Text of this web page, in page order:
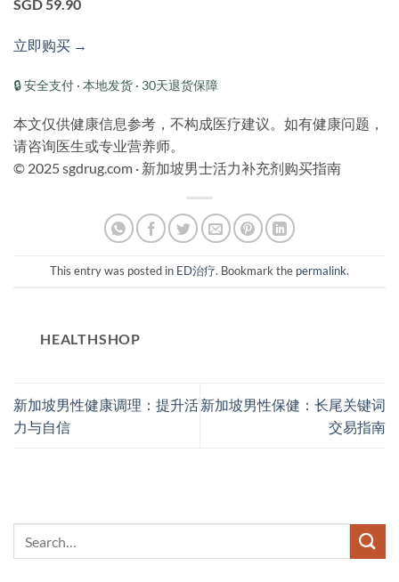
SGD 59.90
立即购买 →
🔒 安全支付 · 本地发货 · 30天退货保障
本文仅供健康信息参考，不构成医疗建议。如有健康问题，
请咨询医生或专业营养师。
© 2025 sgdrug.com · 新加坡男士活力补充剂购买指南
This entry was posted in ED治疗. Bookmark the permalink.
HEALTHSHOP
新加坡男性健康调理：提升活
力与自信
新加坡男性保健：长尾关键词
交易指南